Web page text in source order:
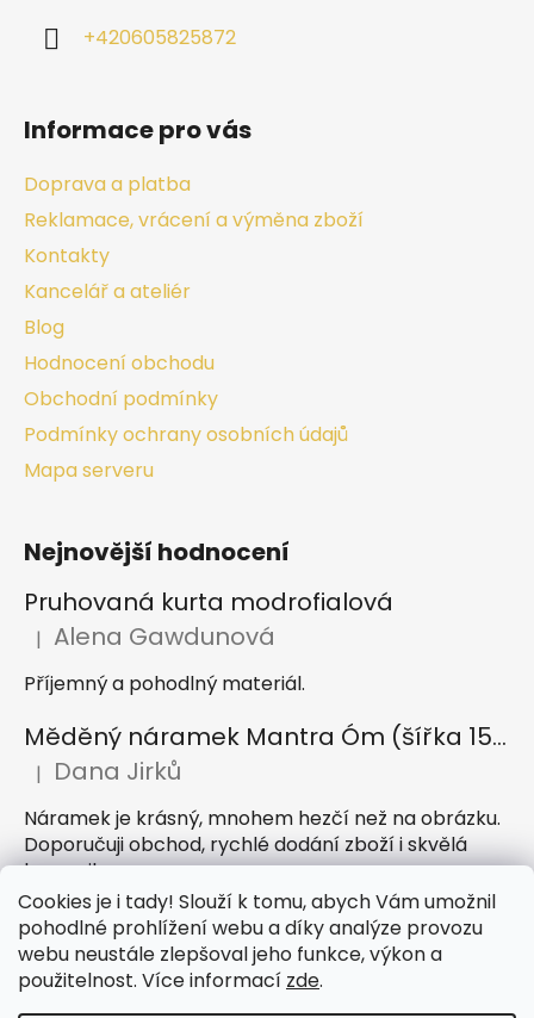
Cookies je i tady! Slouží k tomu, abych Vám umožnil
pohodlné prohlížení webu a díky analýze provozu
webu neustále zlepšoval jeho funkce, výkon a
použitelnost. Více informací zde.
+420605825872
Informace pro vás
Doprava a platba
Reklamace, vrácení a výměna zboží
Kontakty
Kancelář a ateliér
Blog
Hodnocení obchodu
Obchodní podmínky
Podmínky ochrany osobních údajů
Mapa serveru
Nejnovější hodnocení
Pruhovaná kurta modrofialová
Hodnocení produktu je 5 z 5 hvězdiček.
| Alena Gawdunová
Příjemný a pohodlný materiál.
Měděný náramek Mantra Óm (šířka 15 mm)
Hodnocení produktu je 5 z 5 hvězdiček.
| Dana Jirků
Náramek je krásný, mnohem hezčí než na obrázku.
Doporučuji obchod, rychlé dodání zboží i skvělá
komunikace
Hodnocení produktu je 5 z 5 hvězdiček.
| Petra Hejátková